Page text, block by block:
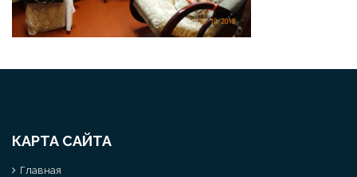
КАРТА САЙТА
Главная